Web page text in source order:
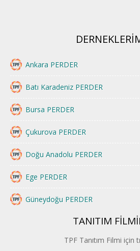
Ankara PERDER
Batı Karadeniz PERDER
Bursa PERDER
Çukurova PERDER
Doğu Anadolu PERDER
Ege PERDER
Güneydoğu PERDER
İstanbul PERDER
İpek Yolu PERDER
TANITIM
TPF Tanıtım Filmi için